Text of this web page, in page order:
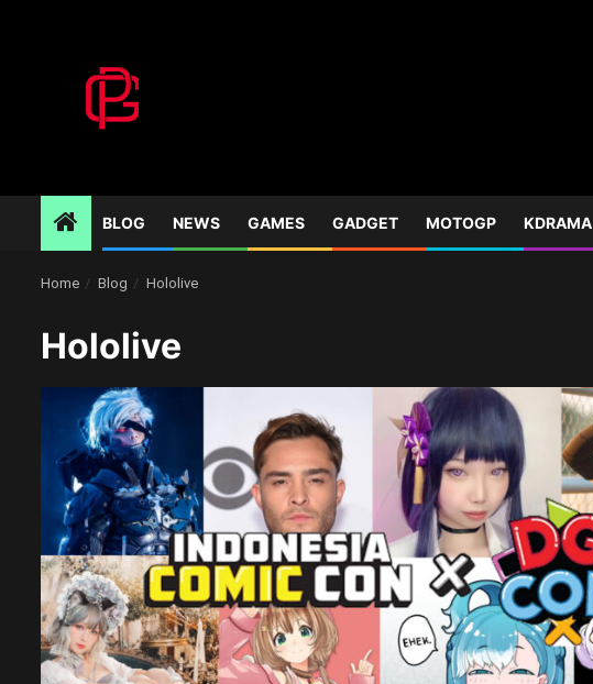
BLOG NEWS GAMES GADGET MOTOGP KDRAMA
Home Blog Hololive
Hololive